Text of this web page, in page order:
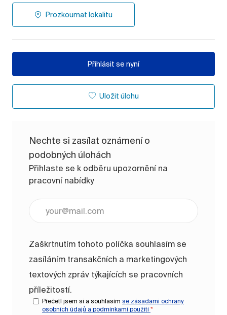
Prozkoumat lokalitu
Přihlásit se nyní
Uložit úlohu
Nechte si zasílat oznámení o
podobných úlohách
Přihlaste se k odběru upozornění na
pracovní nabídky
Zaškrtnutím tohoto políčka souhlasím se
zasíláním transakčních a marketingových
textových zpráv týkajících se pracovních
příležitostí.
Přečetl jsem si a souhlasím se zásadami ochrany
osobních údajů a podmínkami použití *